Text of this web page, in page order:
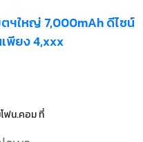
ตฯใหญ่ 7,000mAh ดีไซน์
พียง 4,xxx
ฟน.คอมที่